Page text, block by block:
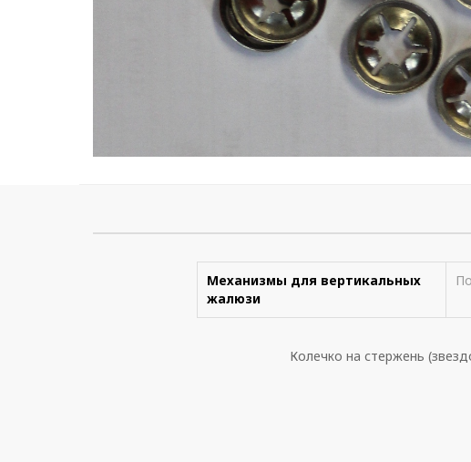
Механизмы для вертикальных
жалюзи
Колечко на стержень